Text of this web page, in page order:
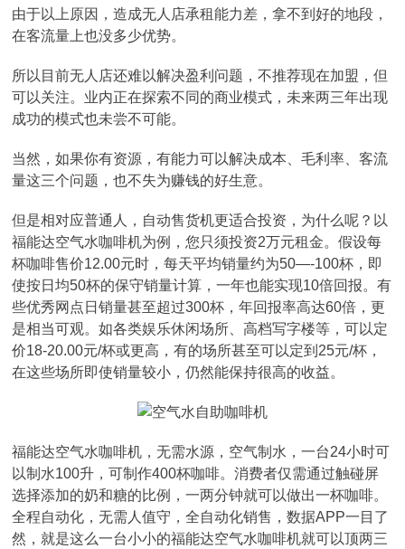
由于以上原因，造成无人店承租能力差，拿不到好的地段，
在客流量上也没多少优势。
所以目前无人店还难以解决盈利问题，不推荐现在加盟，但
可以关注。业内正在探索不同的商业模式，未来两三年出现
成功的模式也未尝不可能。
当然，如果你有资源，有能力可以解决成本、毛利率、客流
量这三个问题，也不失为赚钱的好生意。
但是相对应普通人，自动售货机更适合投资，为什么呢？以
福能达空气水咖啡机为例，您只须投资2万元租金。假设每
杯咖啡售价12.00元时，每天平均销量约为50—-100杯，即
使按日均50杯的保守销量计算，一年也能实现10倍回报。有
些优秀网点日销量甚至超过300杯，年回报率高达60倍，更
是相当可观。如各类娱乐休闲场所、高档写字楼等，可以定
价18-20.00元/杯或更高，有的场所甚至可以定到25元/杯，
在这些场所即使销量较小，仍然能保持很高的收益。
福能达空气水咖啡机，无需水源，空气制水，一台24小时可
以制水100升，可制作400杯咖啡。消费者仅需通过触碰屏
选择添加的奶和糖的比例，一两分钟就可以做出一杯咖啡。
全程自动化，无需人值守，全自动化销售，数据APP一目了
然，就是这么一台小小的福能达空气水咖啡机就可以顶两三